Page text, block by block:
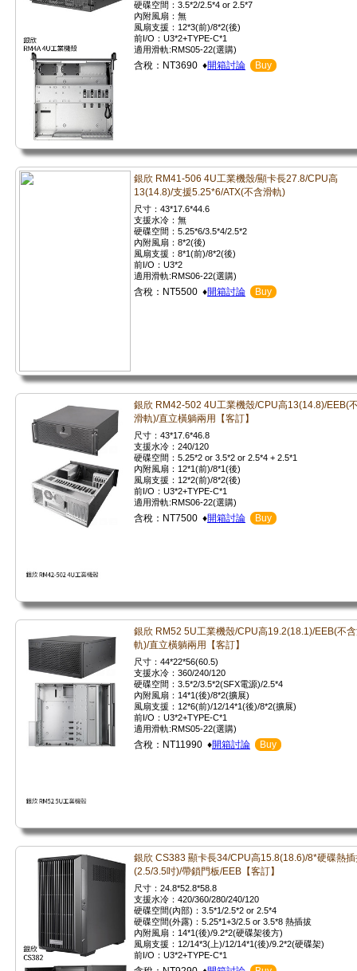
硬碟空間：3.5*2/2.5*4 or 2.5*7
內附風扇：無
風扇支援：12*3(前)/8*2(後)
前I/O：U3*2+TYPE-C*1
適用滑軌:RMS05-22(選購)
含稅：NT3690 ♦開箱討論 Buy
銀欣 RM41-506 4U工業機殼/顯卡長27.8/CPU高
13(14.8)/支援5.25*6/ATX(不含滑軌)
尺寸：43*17.6*44.6
支援水冷：無
硬碟空間：5.25*6/3.5*4/2.5*2
內附風扇：8*2(後)
風扇支援：8*1(前)/8*2(後)
前I/O：U3*2
適用滑軌:RMS06-22(選購)
含稅：NT5500 ♦開箱討論 Buy
銀欣 RM42-502 4U工業機殼/CPU高13(14.8)/EEB(
滑軌)/直立橫躺兩用【客訂】
尺寸：43*17.6*46.8
支援水冷：240/120
硬碟空間：5.25*2 or 3.5*2 or 2.5*4 + 2.5*1
內附風扇：12*1(前)/8*1(後)
風扇支援：12*2(前)/8*2(後)
前I/O：U3*2+TYPE-C*1
適用滑軌:RMS06-22(選購)
含稅：NT7500 ♦開箱討論 Buy
銀欣 RM52 5U工業機殼/CPU高19.2(18.1)/EEB(不
軌)/直立橫躺兩用【客訂】
尺寸：44*22*56(60.5)
支援水冷：360/240/120
硬碟空間：3.5*2/3.5*2(SFX電源)/2.5*4
內附風扇：14*1(後)/8*2(擴展)
風扇支援：12*6(前)/12/14*1(後)/8*2(擴展)
前I/O：U3*2+TYPE-C*1
適用滑軌:RMS05-22(選購)
含稅：NT11990 ♦開箱討論 Buy
銀欣 CS383 顯卡長34/CPU高15.8(18.6)/8*硬碟熱插
(2.5/3.5吋)/帶鎖門板/EEB【客訂】
尺寸：24.8*52.8*58.8
支援水冷：420/360/280/240/120
硬碟空間(內部)：3.5*1/2.5*2 or 2.5*4
硬碟空間(外露)：5.25*1+3/2.5 or 3.5*8 熱插拔
內附風扇：14*1(後)/9.2*2(硬碟架後方)
風扇支援：12/14*3(上)/12/14*1(後)/9.2*2(硬碟架)
前I/O：U3*2+TYPE-C*1